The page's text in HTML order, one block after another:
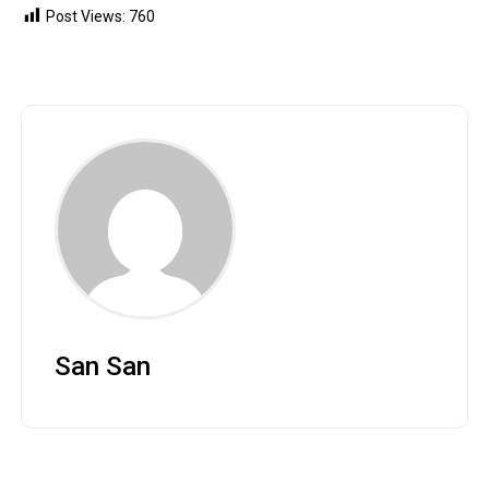
Post Views: 760
San San